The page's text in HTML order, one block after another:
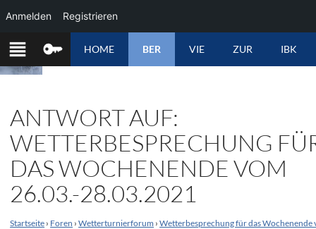
ZUM
INHALT
SPRINGEN
HOME BER VIE ZUR IBK
ANTWORT AUF:
WETTERBESPRECHUNG
DAS WOCHENENDE VOM
26.03.-28.03.2021
Startseite › Foren › Wetterturnierforum › Wetterbesprechung für das Wochenende
Anmelden Registrieren